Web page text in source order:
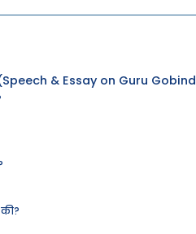
& Essay on Guru